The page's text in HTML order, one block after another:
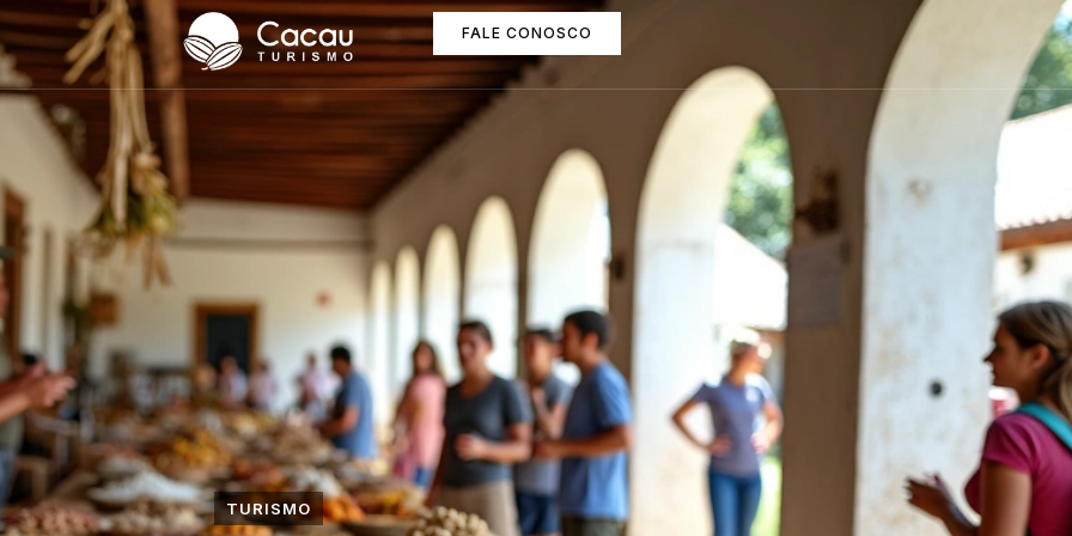
FALE CONOSCO
TURISMO